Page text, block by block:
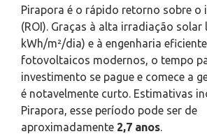
Pirapora é o rápido retorno sobre o
(ROI). Graças à alta irradiação solar
kWh/m²/dia) e à engenharia
fotovoltaicos modernos, o tempo
investimento se pague e comece a
é notavelmente curto. Estimativas
Pirapora, esse período pode ser de
aproximadamente 2,7 anos